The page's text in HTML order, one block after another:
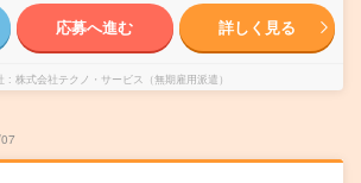
応募へ進む 詳しく見る
株式会社テクノ・サービス（無期雇用派遣）